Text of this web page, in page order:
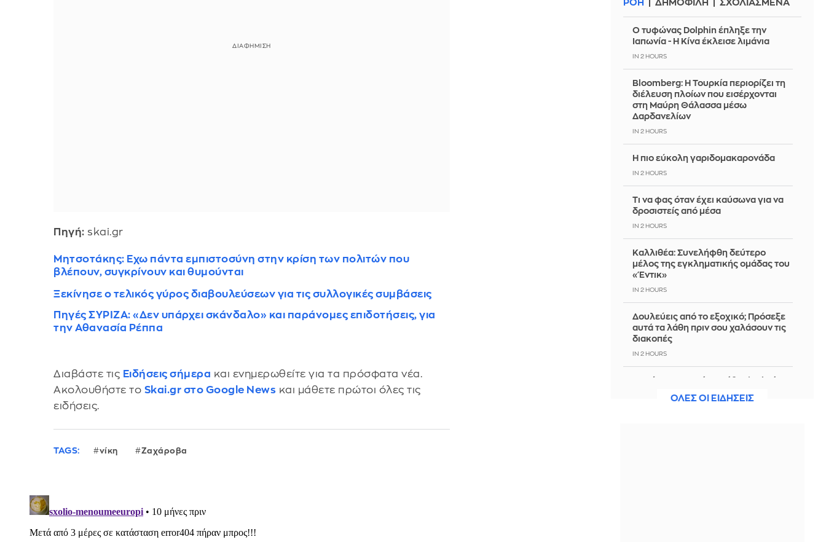
Πηγή: skai.gr
Μητσοτάκης: Εχω πάντα εμπιστοσύνη στην κρίση των πολιτών που
βλέπουν, συγκρίνουν και θυμούνται
Ξεκίνησε ο τελικός γύρος διαβουλεύσεων για τις συλλογικές συμβάσεις
Πηγές ΣΥΡΙΖΑ: «Δεν υπάρχει σκάνδαλο» και παράνομες επιδοτήσεις, για
την Αθανασία Ρέππα
Διαβάστε τις Ειδήσεις σήμερα και ενημερωθείτε για τα πρόσφατα νέα.
Ακολουθήστε το Skai.gr στο Google News και μάθετε πρώτοι όλες τις
ειδήσεις.
TAGS: νίκη Ζαχάροβα
ΡΟΗ ΔΗΜΟΦΙΛΗ ΣΧΟΛΙΑΣΜΕΝΑ
Ο τυφώνας Dolphin έπληξε την
Ιαπωνία - Η Κίνα έκλεισε λιμάνια
IN 2 HOURS
Bloomberg: Η Τουρκία περιορίζει τη
διέλευση πλοίων που εισέρχονται
στη Μαύρη Θάλασσα μέσω
Δαρδανελίων
IN 2 HOURS
Η πιο εύκολη γαριδομακαρονάδα
IN 2 HOURS
Τι να φας όταν έχει καύσωνα για να
δροσιστείς από μέσα
IN 2 HOURS
Καλλιθέα: Συνελήφθη δεύτερο
μέλος της εγκληματικής ομάδας του
«Έντικ»
IN 2 HOURS
Δουλεύεις από το εξοχικό; Πρόσεξε
αυτά τα λάθη πριν σου χαλάσουν τις
διακοπές
IN 2 HOURS
στις διακοπέςΟΛΕΣ ΟΙ ΕΙΔΗΣΕΙΣ